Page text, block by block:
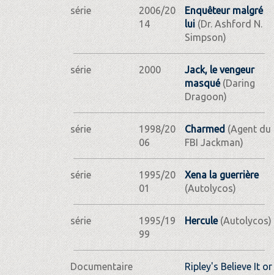
série
2006/20
14
Enquêteur malgré
lui(Dr. Ashford N.
Simpson)
série 2000
Jack, le vengeur
masqué(Daring
Dragoon)
série
1998/20
06
Charmed (Agent du
FBI Jackman)
série
1995/20
01
Xena la guerrière
(Autolycos)
série
1995/19
99
Hercule(Autolycos)
Documentaire
Ripley's Believe It or